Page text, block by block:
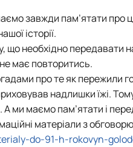
завжди пам’ятати про
історії.
що необхідно передавати
має повторитись.
про те як пережили
надлишки їжі.
ми маємо пам’ятати і
матеріали з
do-91-h-rokovyn-